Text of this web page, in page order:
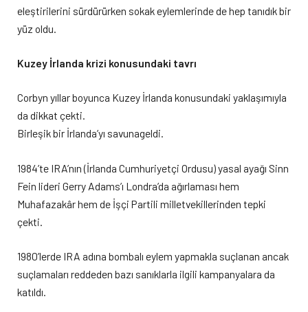
eleştirilerini sürdürürken sokak eylemlerinde de hep tanıdık bir
yüz oldu.
Kuzey İrlanda krizi konusundaki tavrı
Corbyn yıllar boyunca Kuzey İrlanda konusundaki yaklaşımıyla
da dikkat çekti.
Birleşik bir İrlanda’yı savunageldi.
1984’te IRA’nın (İrlanda Cumhuriyetçi Ordusu) yasal ayağı Sinn
Fein lideri Gerry Adams’ı Londra’da ağırlaması hem
Muhafazakâr hem de İşçi Partili milletvekillerinden tepki
çekti.
1980’lerde IRA adına bombalı eylem yapmakla suçlanan ancak
suçlamaları reddeden bazı sanıklarla ilgili kampanyalara da
katıldı.